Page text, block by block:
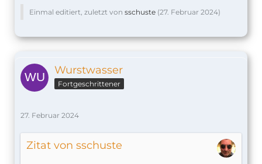
Einmal editiert, zuletzt von sschuste (27. Februar 2024)
Wurstwasser
Fortgeschrittener
27. Februar 2024
Zitat von sschuste